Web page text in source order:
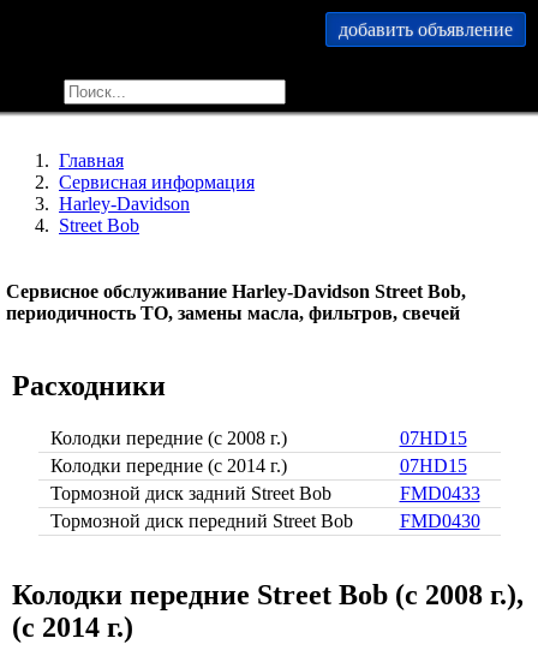
добавить объявление
Главная
Сервисная информация
Harley-Davidson
Street Bob
Сервисное обслуживание Harley-Davidson Street Bob,
периодичность ТО, замены масла, фильтров, свечей
Расходники
Колодки передние (c 2008 г.)
07HD15
Колодки передние (c 2014 г.)
07HD15
Тормозной диск задний Street Bob
FMD0433
Тормозной диск передний Street Bob
FMD0430
Колодки передние Street Bob (c 2008 г.),
(c 2014 г.)